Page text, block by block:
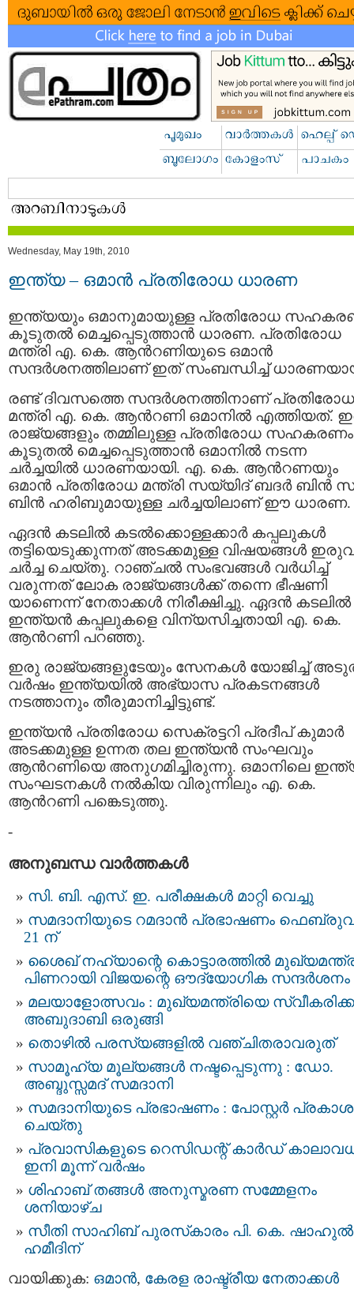
Wednesday, May 19th, 2010
ഇന്ത്യ – ഒമാന്‍ പ്രതിരോധ ധാരണ
ഇന്ത്യയും ഒമാനുമായുള്ള പ്രതിരോധ
കൂടുതല്‍ മെച്ചപ്പെടുത്താന്‍ ധാരണ. പ്രതിരോധ
മന്ത്രി എ. കെ. ആന്‍റണിയുടെ ഒമാന്‍
സന്ദര്‍ശനത്തിലാണ് ഇത് സംബന്ധിച്ച്
രണ്ട് ദിവസത്തെ സന്ദര്‍ശനത്തിനാണ് പ്രതിരോധ
മന്ത്രി എ. കെ. ആന്‍റണി ഒമാനില്‍ എത്തിയത്.
രാജ്യങ്ങളും തമ്മിലുള്ള പ്രതിരോധ സഹകരണം
കൂടുതല്‍ മെച്ചപ്പെടുത്താന്‍ ഒമാനില്‍ നടന്ന
ചര്‍ച്ചയില്‍ ധാരണയായി. എ. കെ. ആന്‍റണയും
ഒമാന്‍ പ്രതിരോധ മന്ത്രി സയ്യിദ് ബദര്‍ ബിന്‍
ബിന്‍ ഹരിബുമായുള്ള ചര്‍ച്ചയിലാണ് ഈ ധാരണ.
ഏദന്‍ കടലില്‍ കടല്‍ക്കൊള്ളക്കാര്‍ കപ്പലുകള്‍
തട്ടിയെടുക്കുന്നത് അടക്കമുള്ള വിഷയങ്ങള്‍
ചര്‍ച്ച ചെയ്തു. റാ‍ഞ്ചല്‍ സംഭവങ്ങള്‍ വര്‍ധിച്ച്
വരുന്നത് ലോക രാജ്യങ്ങള്‍ക്ക് തന്നെ ഭീഷണി
യാണെന്ന് നേതാക്കള്‍ നിരീക്ഷിച്ചു. ഏദന്‍ കടലില്‍
ഇന്ത്യന്‍ കപ്പലുകളെ വിന്യസിച്ചതായി എ. കെ.
ആന്‍റണി പറഞ്ഞു.
ഇരു രാജ്യങ്ങളുടേയും സേനകള്‍ യോജിച്ച്
വര്‍ഷം ഇന്ത്യയില്‍ അഭ്യാസ പ്രകടനങ്ങള്‍
നടത്താനും തീരുമാനിച്ചിട്ടുണ്ട്.
ഇന്ത്യന്‍ പ്രതിരോധ സെക്രട്ടറി പ്രദീപ് കുമാര്‍
അടക്കമുള്ള ഉന്നത തല ഇന്ത്യന്‍ സംഘവും
ആന്‍റണിയെ അനുഗമിച്ചിരുന്നു. ഒമാനിലെ
സംഘടനകള്‍ നല്‍കിയ വിരുന്നിലും എ. കെ.
ആന്‍റണി പങ്കെടുത്തു.
-
അനുബന്ധ വാര്‍ത്തകള്‍
സി. ബി. എസ്. ഇ. പരീക്ഷകൾ മാറ്റി വെച്ചു
സമദാനിയുടെ റമദാൻ പ്രഭാഷണം
21 ന്
ശൈഖ് നഹ്യാന്റെ കൊട്ടാരത്തിൽ
പിണറായി വിജയന്റെ ഔദ്യോഗിക സന്ദർശനം
മ​ല​യാ​ളോ​ത്സ​വം : മുഖ്യമന്ത്രിയെ
അബുദാബി ഒരുങ്ങി
തൊഴിൽ പരസ്യങ്ങളിൽ വഞ്ചിതരാവരുത്
സാമൂഹ്യ മൂല്യങ്ങള്‍ നഷ്ടപ്പെടുന്നു : ഡോ.
അബ്ദുസ്സമദ് സമദാനി
സമദാനിയുടെ പ്രഭാഷണം : പോസ്റ്റർ
ചെയ്തു
പ്രവാസികളുടെ റെസിഡന്റ് കാർഡ്
ഇനി മൂന്ന് വർഷം
ശിഹാബ് തങ്ങൾ അനുസ്മരണ സമ്മേളനം
ശനിയാഴ്ച
സീതി സാഹിബ് പുരസ്‌കാരം പി. കെ. ഷാഹുൽ
ഹമീദിന്
വായിക്കുക: ഒമാന്‍, കേരള രാഷ്ട്രീയ നേതാക്കള്‍